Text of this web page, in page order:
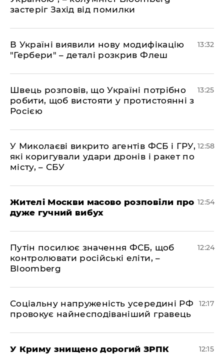
застеріг Захід від помилки
В Україні виявили нову модифікацію
"Гербери" – деталі розкрив Флеш
13:32
Швець розповів, що Україні потрібно
робити, щоб вистояти у протистоянні з
Росією
13:25
У Миколаєві викрито агентів ФСБ і ГРУ,
які коригували удари дронів і ракет по
місту, – СБУ
12:58
Жителі Москви масово розповіли про
дуже гучний вибух
12:54
Путін посилює значення ФСБ, щоб
контролювати російські еліти, –
Bloomberg
12:24
Соціальну напруженість усередині РФ
провокує найнесподіваніший гравець
12:17
У Криму знищено дорогий ЗРПК
12:15